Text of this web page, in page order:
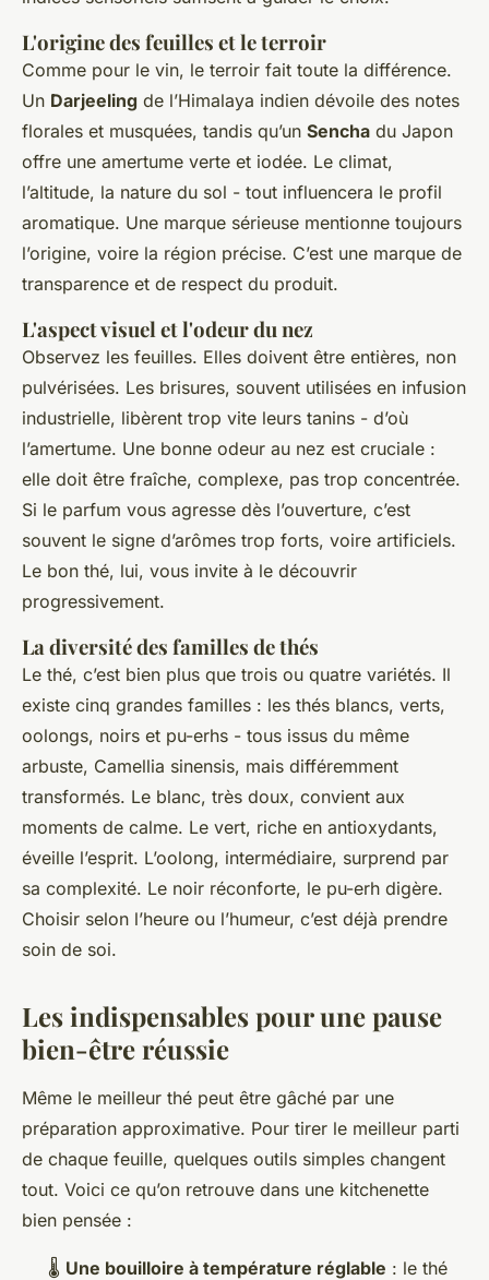
L'origine des feuilles et le terroir
Comme pour le vin, le terroir fait toute la différence.
Un Darjeeling de l’Himalaya indien dévoile des notes
florales et musquées, tandis qu’un Sencha du Japon
offre une amertume verte et iodée. Le climat,
l’altitude, la nature du sol - tout influencera le profil
aromatique. Une marque sérieuse mentionne toujours
l’origine, voire la région précise. C’est une marque de
transparence et de respect du produit.
L'aspect visuel et l'odeur du nez
Observez les feuilles. Elles doivent être entières, non
pulvérisées. Les brisures, souvent utilisées en infusion
industrielle, libèrent trop vite leurs tanins - d’où
l’amertume. Une bonne odeur au nez est cruciale :
elle doit être fraîche, complexe, pas trop concentrée.
Si le parfum vous agresse dès l’ouverture, c’est
souvent le signe d’arômes trop forts, voire artificiels.
Le bon thé, lui, vous invite à le découvrir
progressivement.
La diversité des familles de thés
Le thé, c’est bien plus que trois ou quatre variétés. Il
existe cinq grandes familles : les thés blancs, verts,
oolongs, noirs et pu-erhs - tous issus du même
arbuste, Camellia sinensis, mais différemment
transformés. Le blanc, très doux, convient aux
moments de calme. Le vert, riche en antioxydants,
éveille l’esprit. L’oolong, intermédiaire, surprend par
sa complexité. Le noir réconforte, le pu-erh digère.
Choisir selon l’heure ou l’humeur, c’est déjà prendre
soin de soi.
Les indispensables pour une pause
bien-être réussie
Même le meilleur thé peut être gâché par une
préparation approximative. Pour tirer le meilleur parti
de chaque feuille, quelques outils simples changent
tout. Voici ce qu’on retrouve dans une kitchenette
bien pensée :
🌡️ Une bouilloire à température réglable : le thé